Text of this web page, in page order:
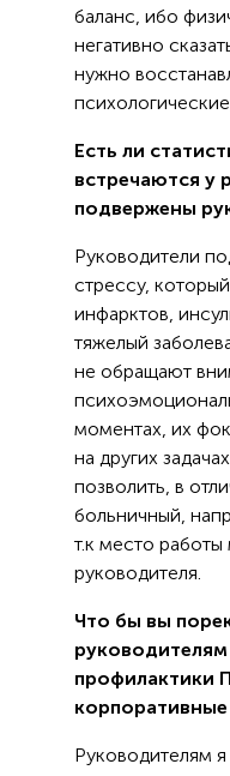
баланс, ибо
негативно
нужно
Есть ли
встречаются у
подвержены
Руководители
стрессу,
инфарктов,
тяжелый
не обращают
моментах, их
на других
позволить, в
больничный,
т.к место
руководителя.
Что бы вы
профилактики
Руководителям